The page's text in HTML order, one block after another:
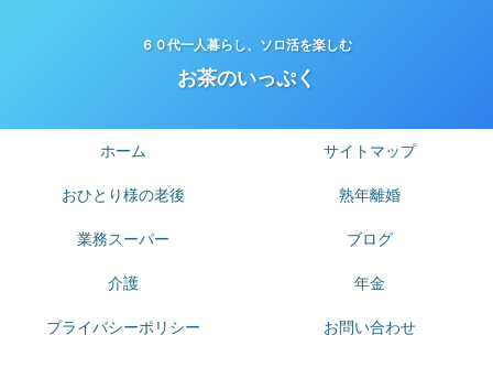
６０代一人暮らし、ソロ活を楽しむ
お茶のいっぷく
ホーム サイトマップ
おひとり様の老後 熟年離婚
業務スーパー ブログ
介護 年金
プライバシーポリシー お問い合わせ